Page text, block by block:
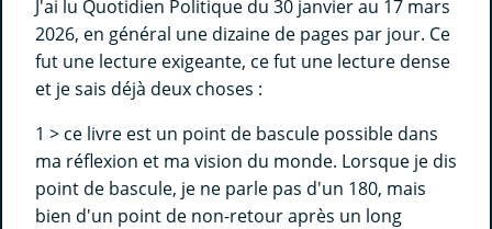
J'ai lu Quotidien Politique du 30 janvier au 17 mars
2026, en général une dizaine de pages par jour. Ce
fut une lecture exigeante, ce fut une lecture dense
et je sais déjà deux choses :
1 > ce livre est un point de bascule possible dans
ma réflexion et ma vision du monde. Lorsque je dis
point de bascule, je ne parle pas d'un 180, mais
bien d'un point de non-retour après un long